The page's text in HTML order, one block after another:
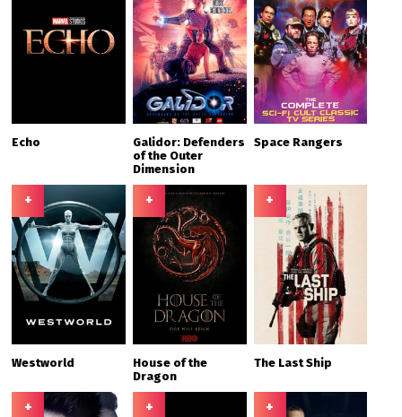
Echo
Galidor: Defenders
of the Outer
Dimension
Space Rangers
+
Westworld
+
House of the
Dragon
+
The Last Ship
+ + +